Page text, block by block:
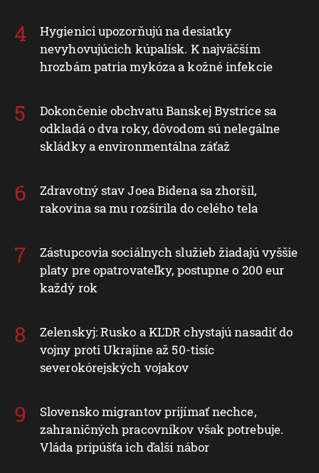
Hygienici upozorňujú na desiatky
nevyhovujúcich kúpalísk. K najväčším
hrozbám patria mykóza a kožné infekcie
Dokončenie obchvatu Banskej Bystrice sa
odkladá o dva roky, dôvodom sú nelegálne
skládky a environmentálna záťaž
Zdravotný stav Joea Bidena sa zhoršil,
rakovina sa mu rozšírila do celého tela
Zástupcovia sociálnych služieb žiadajú vyššie
platy pre opatrovateľky, postupne o 200 eur
každý rok
Zelenskyj: Rusko a KĽDR chystajú nasadiť do
vojny proti Ukrajine až 50-tisíc
severokórejských vojakov
Slovensko migrantov prijímať nechce,
zahraničných pracovníkov však potrebuje.
Vláda pripúšťa ich ďalší nábor